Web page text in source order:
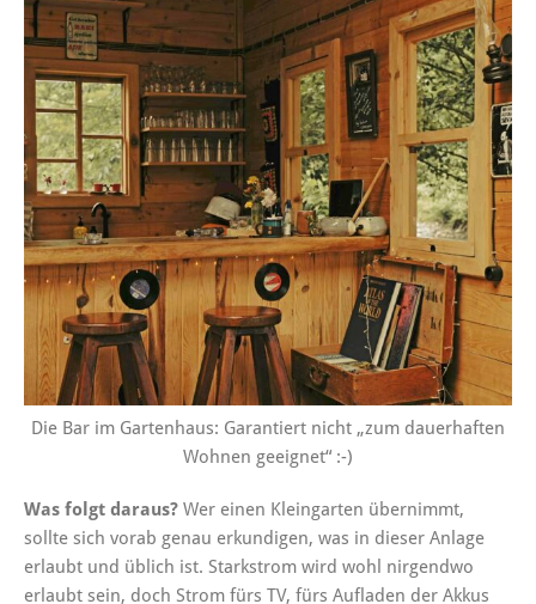
Die Bar im Gartenhaus: Garantiert nicht „zum dauerhaften
Wohnen geeignet“ :-)
Was folgt daraus? Wer einen Kleingarten übernimmt,
sollte sich vorab genau erkundigen, was in dieser Anlage
erlaubt und üblich ist. Starkstrom wird wohl nirgendwo
erlaubt sein, doch Strom fürs TV, fürs Aufladen der Akkus